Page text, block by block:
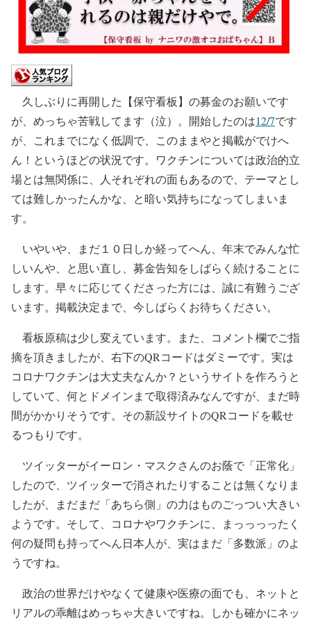
久しぶりに再開した【保守看板】の募金のお願いです
が、めっちゃ苦戦してます（泣）。開始したのは12/7です
が、これまでになく低調で、このままやと掲載がでけへ
ん！というほどの状況です。ワクチンについては政治的立
場とは無関係に、人それぞれの面もあるので、テーマとし
ては難しかったんかな、と暗い気持ちになってしまいま
す。
いやいや、まだ１０日しか経ってへん、年末でみんな忙
しいんや、と思い直し、募金告知をしばらく続けることに
します。早々に応じてくださった方には、誠に有難うござ
います。掲載決定まで、今しばらくお待ちください。
看板原稿は少し変えています。また、コメント欄でご指
摘を頂きましたが、右下のQRコードはダミーです。実は
コロナワクチンは大丈夫なんか？というサイトを作ろうと
していて、何とドメインまで取得済みなんですが、まだ時
間がかかりそうです。その新設サイトのQRコードを載せ
るつもりです。
ツイッターがイーロン・マスクさんのお蔭で「正常化」
したので、ツイッターで消されたりすることは無くなりま
したが、まだまだ「あちら側」の力はものごっつい大きい
ようです。そして、コロナやワクチンに、まっっっったく
何の疑問も持ってへん日本人が、実はまだ「多数派」のよ
うですね。
政治の世界だけやなくて健康や医療の面でも、ネットと
リアルの乖離はめっちゃ大きいですね。しかも確かにネッ